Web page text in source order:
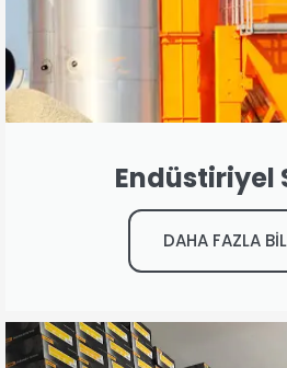
Endüstiriyel
DAHA FAZLA